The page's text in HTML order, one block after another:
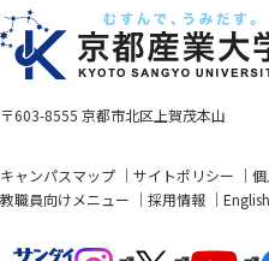
〒603-8555 京都市北区上賀茂本山
キャンパスマップ サイトポリシー
教職員向けメニュー
採用情報 English